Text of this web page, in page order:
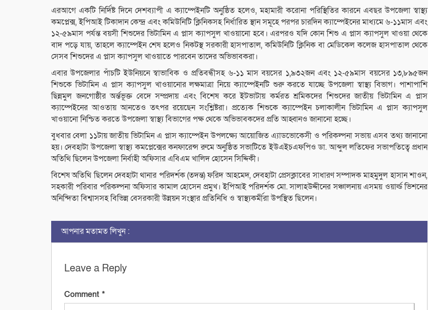
এরআগে একটি নির্দিষ্ট দিনে দেশব্যাপী এ ক্যাম্পেইনটি অনুষ্ঠিত হলেও, মহামারী করোনা পরিস্থিতির কারনে এবছর উপজেলা স্বাস্থ্য
কমপ্লেক্স, ইপিআই টিকাদান কেন্দ্র এবং কমিউনিটি ক্লিনিকসহ নির্ধারিত স্থান সমূহে পরপর চারদিন ক্যাম্পেইনের মাধ্যমে ৬-১১মাস এবং
১২-৫৯মাস পর্যন্ত বয়সী শিশুদের ভিটামিন এ প্লাস ক্যাপসুল খাওয়ানো হবে। এরপরও যদি কোন শিশু এ প্লাস ক্যাপসুল খাওয়া থেকে
বাদ পড়ে যায়, তাহলে ক্যাম্পেইন শেষ হলেও নিকটস্থ সরকারী হাসপাতাল, কমিউনিটি ক্লিনিক বা মেডিকেল কলেজ হাসপাতাল থেকে
সেসব শিশুদের এ প্লাস ক্যাপসুল খাওয়াতে পারবেন তাদের অভিভাবকরা।
এবার উপজেলার পাঁচটি ইউনিয়নে স্বাভাবিক ও প্রতিবন্ধীসহ ৬-১১ মাস বয়সের ১,৯৩২জন এবং ১২-৫৯মাস বয়সের ১৩,৮৯৫জন
শিশুকে ভিটামিন এ প্লাস ক্যাপসুল খাওয়ানোর লক্ষমাত্রা নিয়ে ক্যাম্পেইনটি শুরু করতে যাচ্ছে উপজেলা স্বাস্থ্য বিভাগ। পাশাপাশি
ছিন্নমুল জনগোষ্ঠীর অর্ন্তভূক্ত বেদে সম্প্রদায় এবং বিশেষ করে ইটভাটায় কর্মরত শ্রমিকদের শিশুদের জাতীয় ভিটামিন এ প্লাস
ক্যাম্পেইনের আওতায় আনতেও তৎপর রয়েছেন সংশ্লিষ্টরা। প্রত্যেক শিশুকে ক্যাম্পেইন চলাকালীন ভিটামিন এ প্লাস ক্যাপসুল
খাওয়ানো নিশ্চিত করতে উপজেলা স্বাস্থ্য বিভাগের পক্ষ থেকে অভিভাবকদের প্রতি আহ্বানও জানানো হচ্ছে।
বুধবার বেলা ১১টায় জাতীয় ভিটামিন এ প্লাস ক্যাম্পেইন উপলক্ষ্যে আয়োজিত এ্যাডভোকেসী ও পরিকল্পনা সভায় এসব তথ্য জানানো
হয়। দেবহাটা উপজেলা স্বাস্থ্য কমপ্লেক্সের কনফারেন্স রুমে অনুষ্ঠিত সভাটিতে ইউএইচএফপিও ডা. আব্দুল লতিফের সভাপতিত্বে প্রধান
অতিথি ছিলেন উপজেলা নির্বাহী অফিসার এবিএম খালিদ হোসেন সিদ্দিকী।
বিশেষ অতিথি ছিলেন দেবহাটা থানার পরিদর্শক (তদন্ত) ফরিদ আহমেদ, দেবহাটা প্রেসক্লাবের সাধারণ সম্পাদক মাহমুদুল হাসান শাওন,
সহকারী পরিবার পরিকল্পনা অফিসার কামাল হোসেন প্রমুখ। ইপিআই পরিদর্শক মো. সালাহউদ্দীনের সঞ্চালনায় এসময় ওয়ার্ল্ড ভিশনের
অনিন্দিতা বিশ্বাসসহ বিভিন্ন বেসরকারী উন্নয়ন সংস্থার প্রতিনিধি ও স্বাস্থ্যকর্মীরা উপস্থিত ছিলেন।
আপনার মতামত লিখুন :
Leave a Reply
Comment *